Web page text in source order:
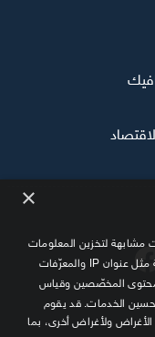
×
مشابهة لتخزين المعلومات
على جهازك والوصول إليها ومعالجة البيانات الشخصية مثل عنوان IP والمعرّفات
المخصّصين وقياس
الخدمات. قد يقوم
الأغراض ولأغراض أخرى، بما